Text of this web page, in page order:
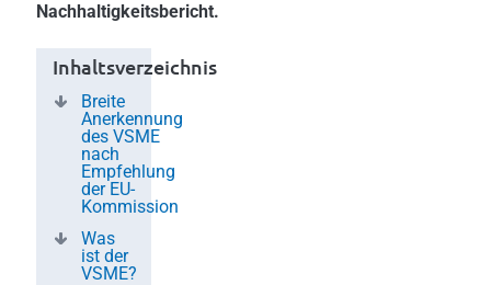
Nachhaltigkeitsbericht.
Inhaltsverzeichnis
Breite
Anerkennung
des VSME
nach
Empfehlung
der EU-
Kommission
Was
ist der
VSME?